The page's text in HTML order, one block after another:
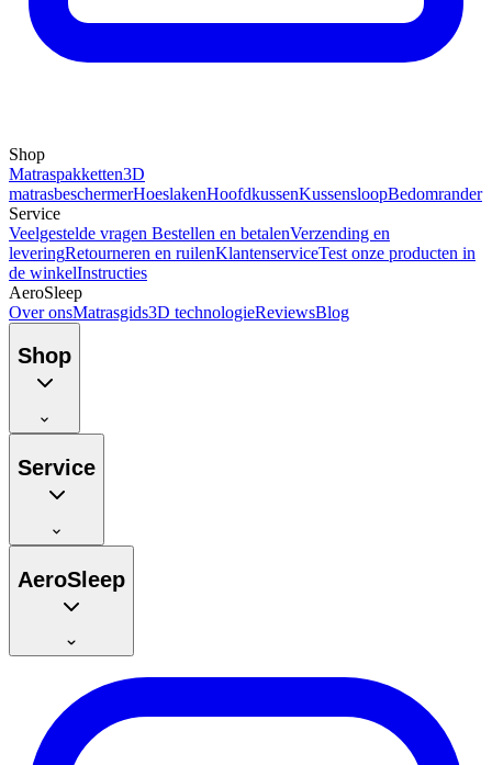
Shop
Matraspakketten3D
matrasbeschermerHoeslakenHoofdkussenKussensloopBedomrander
Service
Veelgestelde vragen Bestellen en betalenVerzending en
leveringRetourneren en ruilenKlantenserviceTest onze producten in
de winkelInstructies
AeroSleep
Over onsMatrasgids3D technologieReviewsBlog
Shop
Service
AeroSleep